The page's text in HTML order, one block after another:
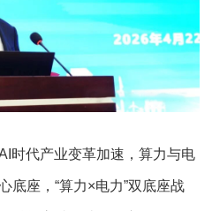
时代产业变革加速，算力与电
底座， “算力×电力”双底座战